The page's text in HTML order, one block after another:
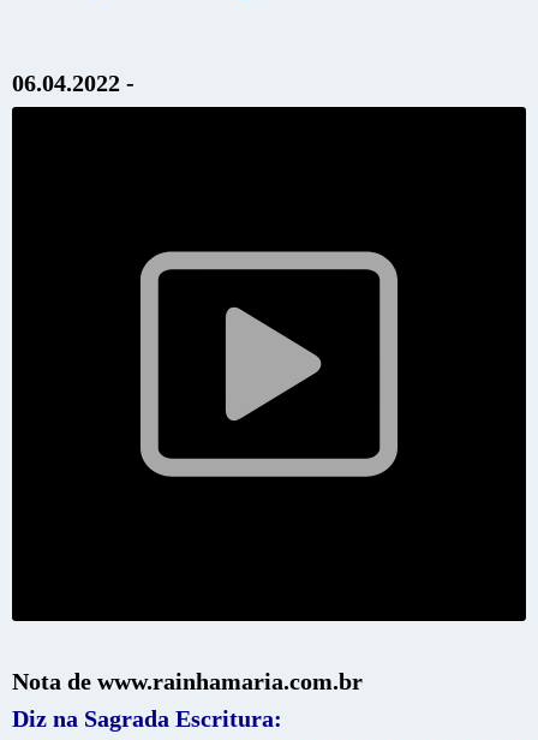
06.04.2022 -
Nota de www.rainhamaria.com.br
Diz na Sagrada Escritura: